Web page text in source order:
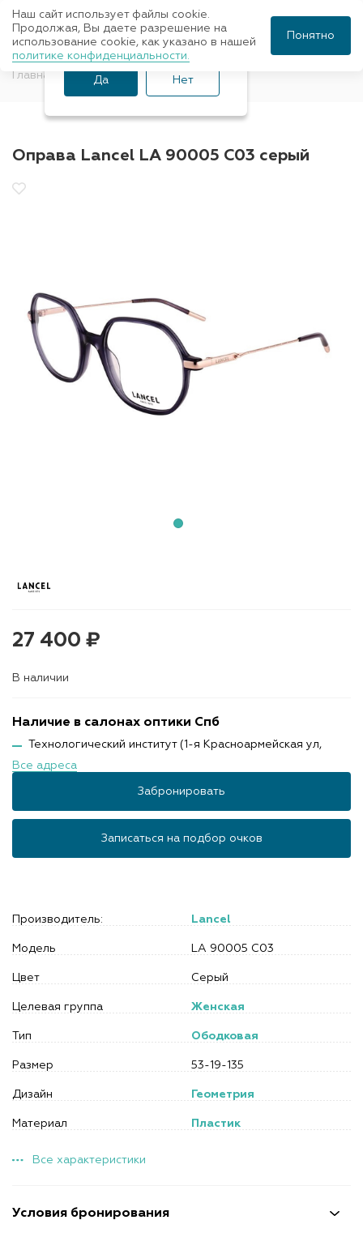
Главная Оправы для очков Lancel
Оправа Lancel LA 90005 C03 серый
Условия бронирования
27 400 ₽
В наличии
Наличие в салонах оптики Спб
Технологический институт (1-я Красноармейская ул,
Все адреса
Забронировать
Записаться на подбор очков
Производитель: Lancel
Модель LA 90005 C03
Цвет Серый
Целевая группа Женская
Тип Ободковая
Размер 53-19-135
Дизайн Геометрия
Материал Пластик
Все характеристики
Ваш город Санкт-
Петербург?
Да Нет
Наш сайт использует файлы cookie.
Продолжая, Вы даете разрешение на
использование cookie, как указано в нашей
политике конфиденциальности.
Понятно